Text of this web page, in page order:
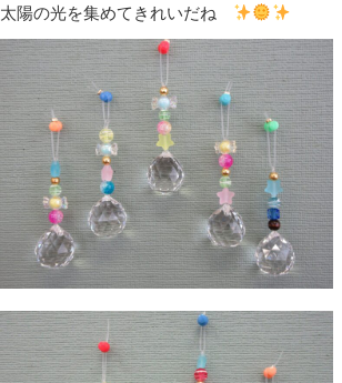
太陽の光を集めてきれいだね